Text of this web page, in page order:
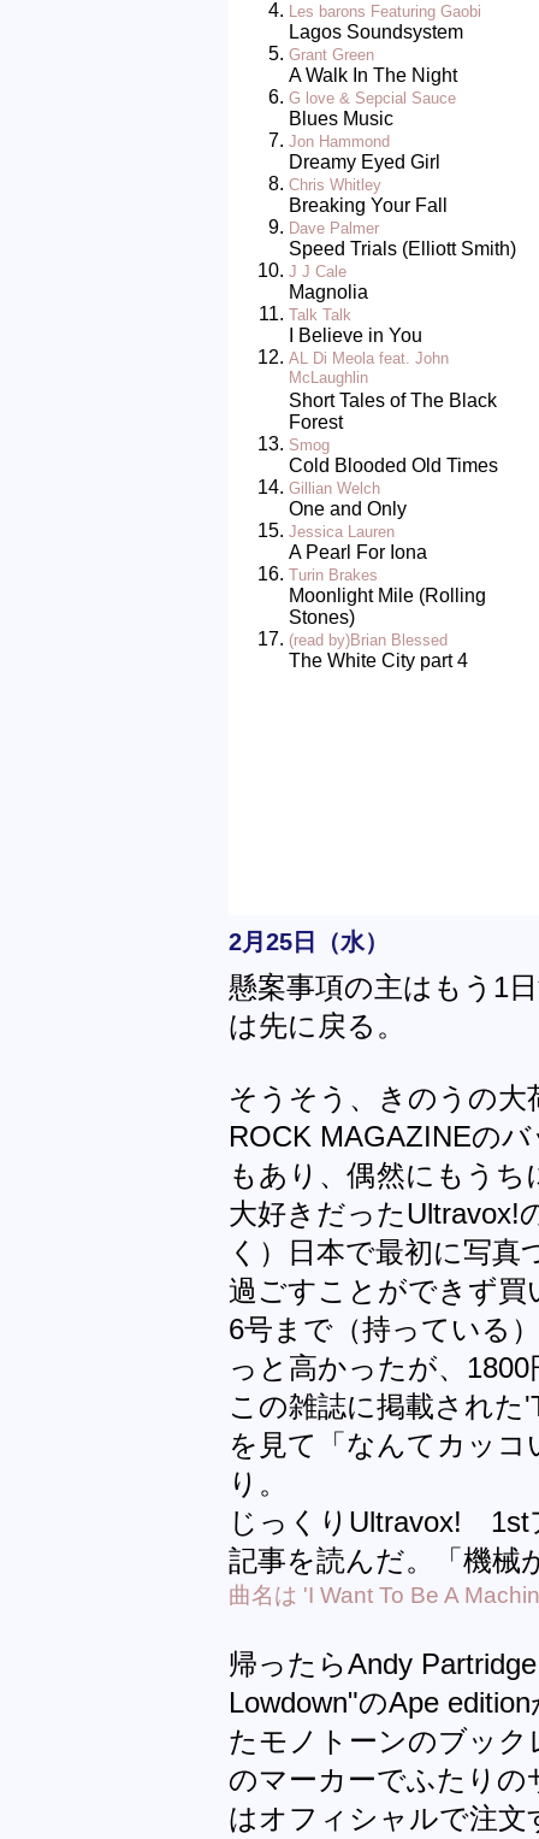
Les barons Featuring Gaobi
Lagos Soundsystem
Grant Green
A Walk In The Night
G love & Sepcial Sauce
Blues Music
Jon Hammond
Dreamy Eyed Girl
Chris Whitley
Breaking Your Fall
Dave Palmer
Speed Trials (Elliott Smith)
J J Cale
Magnolia
Talk Talk
I Believe in You
AL Di Meola feat. John
McLaughlin
Short Tales of The Black
Forest
Smog
Cold Blooded Old Times
Gillian Welch
One and Only
Jessica Lauren
A Pearl For Iona
Turin Brakes
Moonlight Mile (Rolling
Stones)
(read by)Brian Blessed
The White City part 4
2月25日（水）
懸案事項の主はもう1
は先に戻る。
そうそう、きのうの
ROCK MAGAZINEの
もあり、偶然にもう
大好きだったUltravox!
く）日本で最初に写
過ごすことができず買
6号まで（持っている
っと高かったが、
この雑誌に掲載された
を見て「なんてカッ
り。
じっくりUltravox! 1st
記事を読んだ。「機械
曲名は 'I Want To Be A
帰ったらAndy
Lowdown"のApe
たモノトーンのブッ
のマーカーでふたり
はオフィシャルで注文